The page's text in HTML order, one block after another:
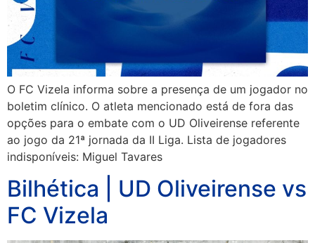
O FC Vizela informa sobre a presença de um jogador no
boletim clínico. O atleta mencionado está de fora das
opções para o embate com o UD Oliveirense referente
ao jogo da 21ª jornada da II Liga. Lista de jogadores
indisponíveis: Miguel Tavares
Bilhética | UD Oliveirense vs
FC Vizela